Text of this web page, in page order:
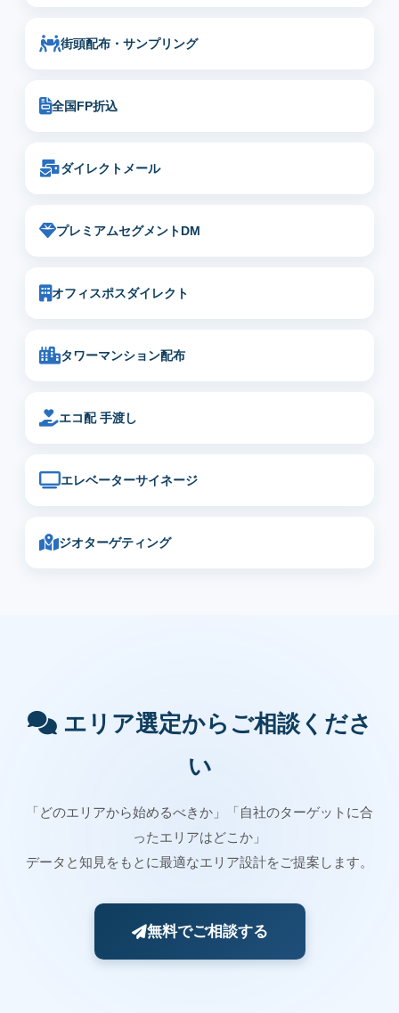
街頭配布・サンプリング
全国FP折込
ダイレクトメール
プレミアムセグメントDM
オフィスポスダイレクト
タワーマンション配布
エコ配 手渡し
エレベーターサイネージ
ジオターゲティング
エリア選定からご相談くださ
い
「どのエリアから始めるべきか」「自社のターゲットに合
ったエリアはどこか」
データと知見をもとに最適なエリア設計をご提案します。
無料でご相談する